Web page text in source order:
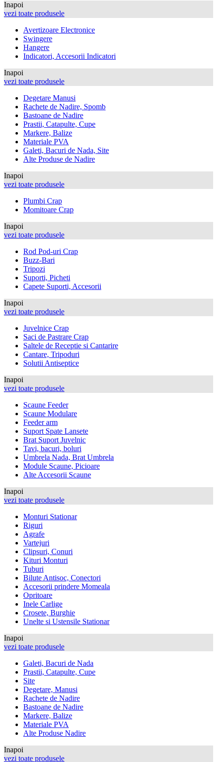
Inapoi
vezi toate produsele
Avertizoare Electronice
Swingere
Hangere
Indicatori, Accesorii Indicatori
Inapoi
vezi toate produsele
Degetare Manusi
Rachete de Nadire, Spomb
Bastoane de Nadire
Prastii, Catapulte, Cupe
Markere, Balize
Materiale PVA
Galeti, Bacuri de Nada, Site
Alte Produse de Nadire
Inapoi
vezi toate produsele
Plumbi Crap
Momitoare Crap
Inapoi
vezi toate produsele
Rod Pod-uri Crap
Buzz-Bari
Tripozi
Suporti, Picheti
Capete Suporti, Accesorii
Inapoi
vezi toate produsele
Juvelnice Crap
Saci de Pastrare Crap
Saltele de Receptie si Cantarire
Cantare, Tripoduri
Solutii Antiseptice
Inapoi
vezi toate produsele
Scaune Feeder
Scaune Modulare
Feeder arm
Suport Spate Lansete
Brat Suport Juvelnic
Tavi, bacuri, boluri
Umbrela Nada, Brat Umbrela
Module Scaune, Picioare
Alte Accesorii Scaune
Inapoi
vezi toate produsele
Monturi Stationar
Riguri
Agrafe
Vartejuri
Clipsuri, Conuri
Kituri Monturi
Tuburi
Bilute Antisoc, Conectori
Accesorii prindere Momeala
Opritoare
Inele Carlige
Crosete, Burghie
Unelte si Ustensile Stationar
Inapoi
vezi toate produsele
Galeti, Bacuri de Nada
Prastii, Catapulte, Cupe
Site
Degetare, Manusi
Rachete de Nadire
Bastoane de Nadire
Markere, Balize
Materiale PVA
Alte Produse Nadire
Inapoi
vezi toate produsele